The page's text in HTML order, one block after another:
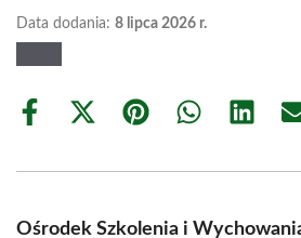
Data dodania: 8 lipca 2026 r.
Share
Share
(Twitter)
Share Share Share
Ośrodek Szkolenia i